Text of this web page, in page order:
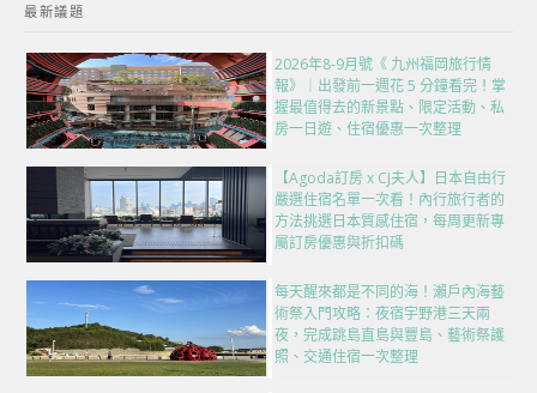
最新議題
2026年8-9月號《 九州福岡旅行情
報》｜出發前一週花 5 分鐘看完！掌
握最值得去的新景點、限定活動、私
房一日遊、住宿優惠一次整理
【Agoda訂房 x CJ夫人】日本自由行
嚴選住宿名單一次看！內行旅行者的
方法挑選日本質感住宿，每周更新專
屬訂房優惠與折扣碼
每天醒來都是不同的海！瀨戶內海藝
術祭入門攻略：夜宿宇野港三天兩
夜，完成跳島直島與豐島、藝術祭護
照、交通住宿一次整理